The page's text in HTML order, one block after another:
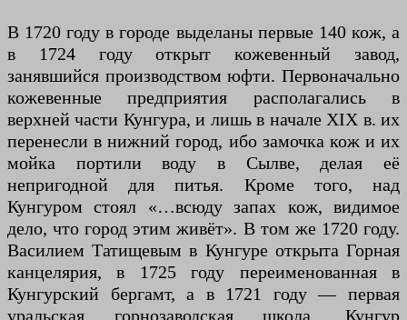
В 1720 году в городе выделаны первые 140 кож, а
в 1724 году открыт кожевенный завод,
занявшийся производством юфти. Первоначально
кожевенные предприятия располагались в
верхней части Кунгура, и лишь в начале XIX в. их
перенесли в нижний город, ибо замочка кож и их
мойка портили воду в Сылве, делая её
непригодной для питья. Кроме того, над
Кунгуром стоял «…всюду запах кож, видимое
дело, что город этим живёт». В том же 1720 году.
Василием Татищевым в Кунгуре открыта Горная
канцелярия, в 1725 году переименованная в
Кунгурский бергамт, а в 1721 году — первая
уральская горнозаводская школа. Кунгур